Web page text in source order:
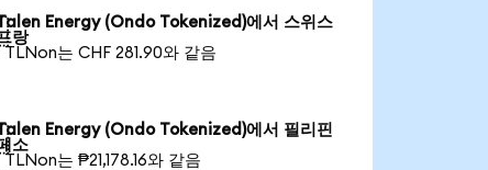
Energy (Ondo Tokenized)에서 스위스
랑
TLNon는 CHF 281.90와 같음
Energy (Ondo Tokenized)에서 필리핀
소
TLNon는 ₱21,178.16와 같음